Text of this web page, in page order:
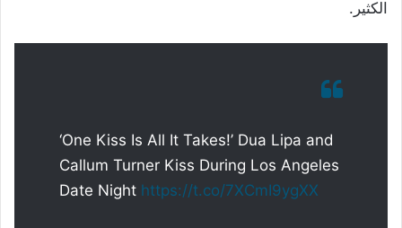
الكثير.
‘One Kiss Is All It Takes!’ Dua Lipa and
Callum Turner Kiss During Los Angeles
Date Night https://t.co/7XCmI9ygXX